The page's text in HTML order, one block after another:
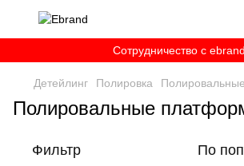
Сотрудничество c ebrand
Детейлинг Полировка
Полировальные
Фильтр По